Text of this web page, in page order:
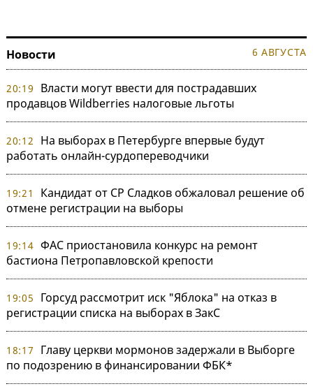
Новости 6 АВГУСТА
20:19
Власти могут ввести для пострадавших
продавцов Wildberries налоговые льготы
20:12
На выборах в Петербурге впервые будут
работать онлайн-сурдопереводчики
19:21
Кандидат от СР Сладков обжаловал решение об
отмене регистрации на выборы
19:14 ФАС приостановила конкурс на ремонт
бастиона Петропавловской крепости
19:05
Горсуд рассмотрит иск "Яблока" на отказ в
регистрации списка на выборах в ЗакС
18:17
Главу церкви мормонов задержали в Выборге
по подозрению в финансировании ФБК*